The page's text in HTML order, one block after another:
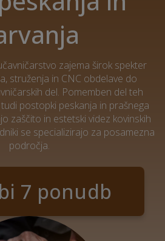
zajema širok spekter
struženja in CNC obdelave do
del. Pomemben del teh
postopki peskanja in prašnega
zaščito in estetski videz kovinskih
se specializirajo za posamezna
področja.
7 ponudb